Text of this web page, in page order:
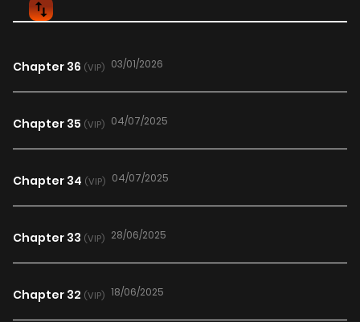
Chapter 36 (VIP) 03/01/2026
Chapter 35 (VIP) 04/07/2025
Chapter 34 (VIP) 04/07/2025
Chapter 33 (VIP) 28/06/2025
Chapter 32 (VIP) 18/06/2025